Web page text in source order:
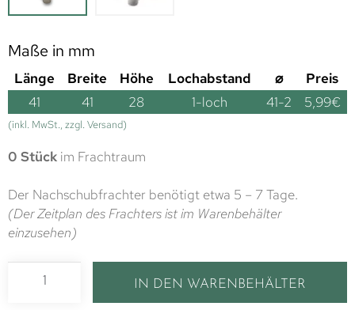
Maße in mm
Länge Breite Höhe Lochabstand ⌀
Preis
41
41 28 1-loch 41-2 5,99€
(inkl. MwSt., zzgl. Versand)
0 Stück im Frachtraum
Der Nachschubfrachter benötigt etwa 5 – 7 Tage.
(Der Zeitplan des Frachters ist im Warenbehälter
einzusehen)
IN DEN WARENBEHÄLTER